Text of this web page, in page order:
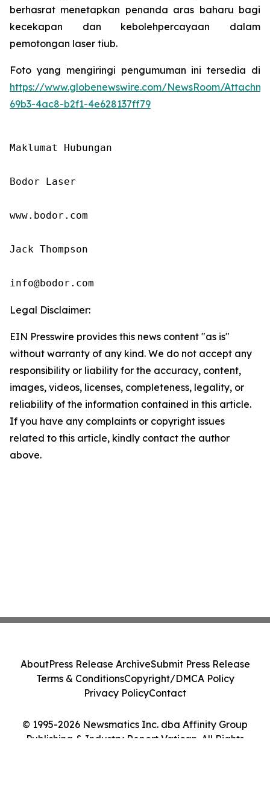
berhasrat menetapkan penanda aras baharu bagi
kecekapan dan kebolehpercayaan dalam
pemotongan laser tiub.
Foto yang mengiringi pengumuman ini tersedia di
https://www.globenewswire.com/NewsRoom/
69b3-4ac8-b2f1-4e628137ff79
Maklumat Hubungan
Bodor Laser
www.bodor.com
Jack Thompson
info@bodor.com
Legal Disclaimer:
EIN Presswire provides this news content "as is"
without warranty of any kind. We do not accept any
responsibility or liability for the accuracy, content,
images, videos, licenses, completeness, legality, or
reliability of the information contained in this article.
If you have any complaints or copyright issues
related to this article, kindly contact the author
above.
© 1995-2026 Newsmatics Inc. dba Affinity Group
Publishing & Industry Report Vatican. All Rights
AboutPress Release ArchiveSubmit Press Release
Terms & ConditionsCopyright/DMCA Policy
Privacy PolicyContact